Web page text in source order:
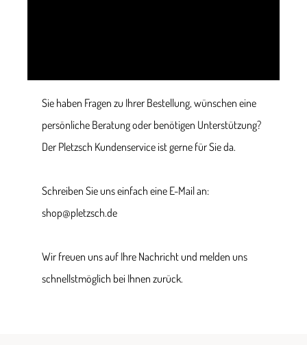
Sie haben Fragen zu Ihrer Bestellung, wünschen eine
persönliche Beratung oder benötigen Unterstützung?
Der Pletzsch Kundenservice ist gerne für Sie da.
Schreiben Sie uns einfach eine E-Mail an:
shop@pletzsch.de
Wir freuen uns auf Ihre Nachricht und melden uns
schnellstmöglich bei Ihnen zurück.